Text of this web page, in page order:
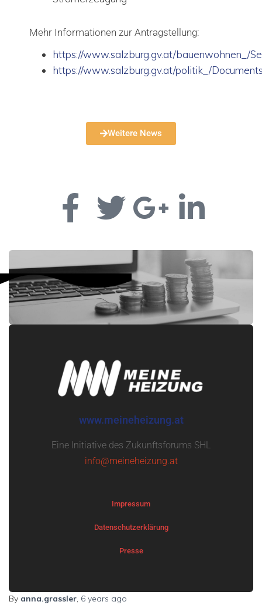
Mehr Informationen zur Antragstellung:
https://www.salzburg.gv.at/bauenwohnen_/
https://www.salzburg.gv.at/politik_/
Weitere News
www.meineheizung.at
Eine Initiative des Zukunftsforums SHL
info@meineheizung.at
Impressum
Datenschutzerklärung
Presse
By anna.grassler, 6 years ago